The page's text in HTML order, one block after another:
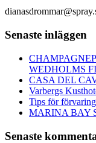
Senaste inläggen
WEDHOLMS
CASA DEL
Varbergs
Tips för förvaring
MARINA BAY
Senaste